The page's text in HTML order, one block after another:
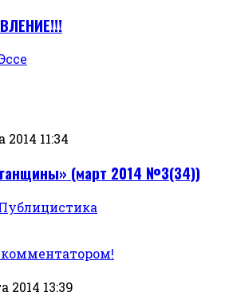
11:34
(март 2014 №3(34))
2014 13:39